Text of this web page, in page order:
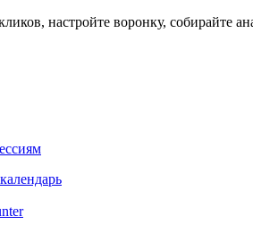
настройте воронку, собирайте